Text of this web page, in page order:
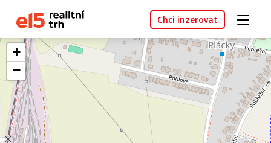
Chci inzerovat
+
−